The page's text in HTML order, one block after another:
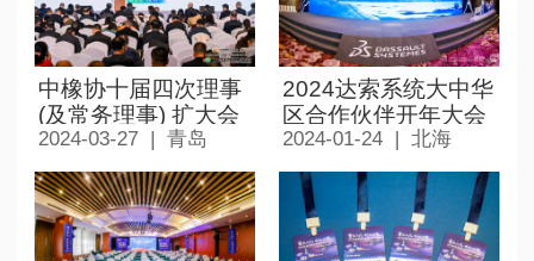
中橡协十届四次理事
(及常务理事) 扩大会
议暨第十九届中国橡
胶年会 MAIN
CONFERENCE
2024-03-27 | 青岛
2024达索系统大中华
区合作伙伴开年大会
2024-01-24 | 北海